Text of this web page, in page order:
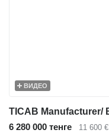
ВИДЕО
6 280 000 тенге 11 600 €